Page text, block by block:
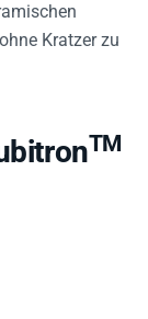
Kratzer zu
TM